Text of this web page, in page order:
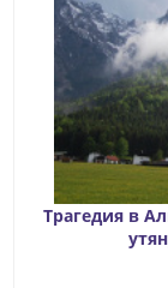
Трагедия в